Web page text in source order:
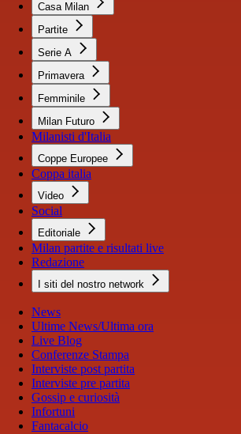
Casa Milan
Partite
Serie A
Primavera
Femminile
Milan Futuro
Milanisti d'Italia
Coppe Europee
Coppa italia
Video
Social
Editoriale
Milan partite e risultati live
Redazione
I siti del nostro network
News
Ultime News/Ultima ora
Live Blog
Conferenze Stampa
Interviste post partita
Interviste pre partita
Gossip e curiosità
Infortuni
Fantacalcio